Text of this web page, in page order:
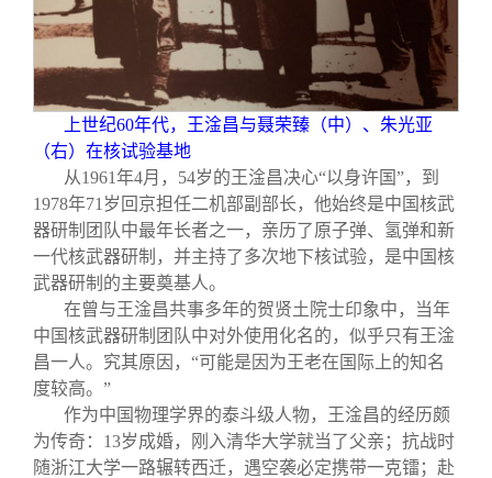
联系我们
上世纪60年代，王淦昌与聂荣臻（中）、朱光亚
（右）在核试验基地
从1961年4月，54岁的王淦昌决心“以身许国”，到
1978年71岁回京担任二机部副部长，他始终是中国核武
器研制团队中最年长者之一，亲历了原子弹、氢弹和新
一代核武器研制，并主持了多次地下核试验，是中国核
武器研制的主要奠基人。
在曾与王淦昌共事多年的贺贤土院士印象中，当年
中国核武器研制团队中对外使用化名的，似乎只有王淦
昌一人。究其原因，“可能是因为王老在国际上的知名
度较高。”
作为中国物理学界的泰斗级人物，王淦昌的经历颇
为传奇：13岁成婚，刚入清华大学就当了父亲；抗战时
随浙江大学一路辗转西迁，遇空袭必定携带一克镭；赴